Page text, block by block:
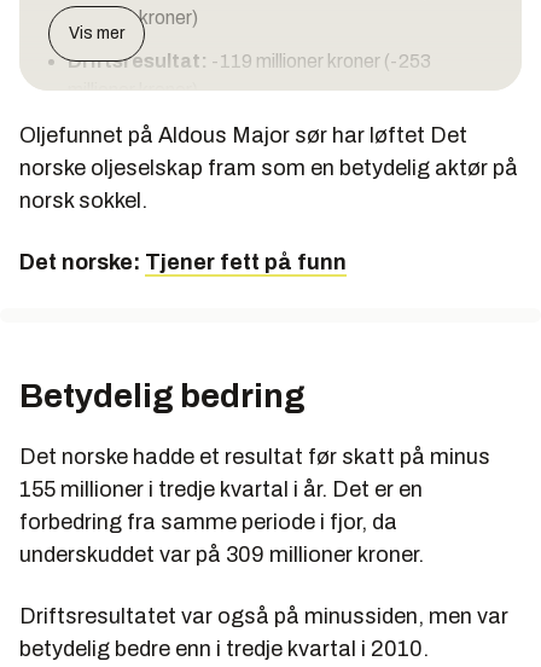
millioner kroner)
Driftsresultat: -119 millioner kroner (-253
millioner kroner)
Driftsinntekter:82 millioner kroner (81 millioner
kroner)
Vis mer
Oljefunnet på Aldous Major sør har løftet Det
norske oljeselskap fram som en betydelig aktør på
norsk sokkel.
Det norske: Tjener fett på funn
Betydelig bedring
Det norske hadde et resultat før skatt på minus
155 millioner i tredje kvartal i år. Det er en
forbedring fra samme periode i fjor, da
underskuddet var på 309 millioner kroner.
Driftsresultatet var også på minussiden, men var
betydelig bedre enn i tredje kvartal i 2010.